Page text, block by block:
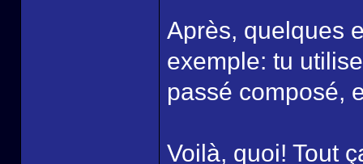
Après, quelques
exemple: tu
passé composé,
Voilà, quoi! Tout